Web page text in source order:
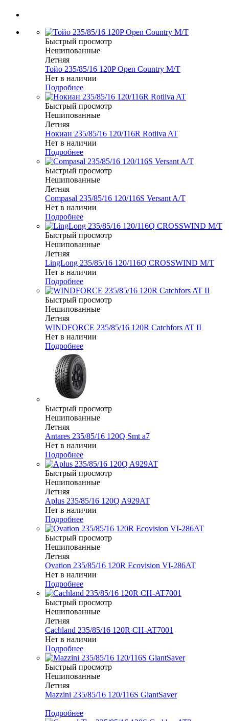
Быстрый просмотр
Нешипованные
Летняя
Тойо 235/85/16 120P Open Country M/T
Нет в наличии
Подробнее
Быстрый просмотр
Нешипованные
Летняя
Нокиан 235/85/16 120/116R Rotiiva AT
Нет в наличии
Подробнее
Быстрый просмотр
Нешипованные
Летняя
Compasal 235/85/16 120/116S Versant A/T
Нет в наличии
Подробнее
Быстрый просмотр
Нешипованные
Летняя
LingLong 235/85/16 120/116Q CROSSWIND M/T
Нет в наличии
Подробнее
Быстрый просмотр
Нешипованные
Летняя
WINDFORCE 235/85/16 120R Catchfors AT II
Нет в наличии
Подробнее
Быстрый просмотр
Нешипованные
Летняя
Antares 235/85/16 120Q Smt a7
Нет в наличии
Подробнее
Быстрый просмотр
Нешипованные
Летняя
Aplus 235/85/16 120Q A929AT
Нет в наличии
Подробнее
Быстрый просмотр
Нешипованные
Летняя
Ovation 235/85/16 120R Ecovision VI-286AT
Нет в наличии
Подробнее
Быстрый просмотр
Нешипованные
Летняя
Cachland 235/85/16 120R CH-AT7001
Нет в наличии
Подробнее
Быстрый просмотр
Нешипованные
Летняя
Mazzini 235/85/16 120/116S GiantSaver
Подробнее